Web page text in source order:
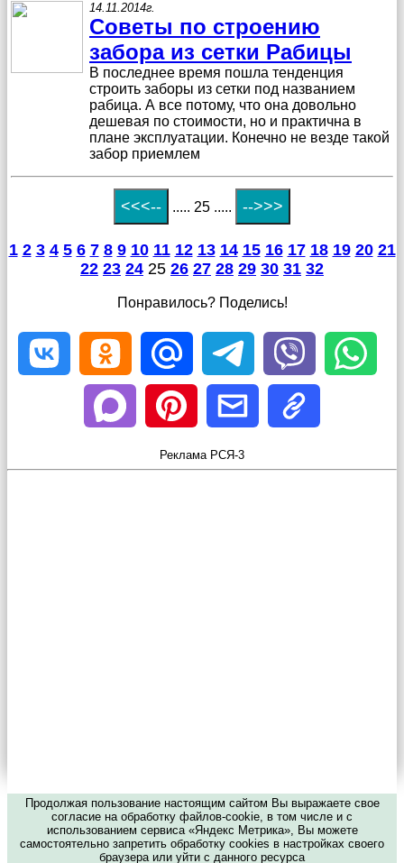
14.11.2014г.
Советы по строению
забора из сетки Рабицы
В последнее время пошла тенденция
строить заборы из сетки под названием
рабица. А все потому, что она довольно
дешевая по стоимости, но и практична в
плане эксплуатации. Конечно не везде такой
забор приемлем
..... 25 .....
1 2 3 4 5 6 7 8 9 10 11 12 13 14 15 16 17 18 19 20 21
22 23 24 25 26 27 28 29 30 31 32
Понравилось? Поделись!
Реклама РСЯ-3
Продолжая пользование настоящим сайтом Вы выражаете свое
согласие на обработку файлов-cookie, в том числе и с
использованием сервиса «Яндекс Метрика», Вы можете
самостоятельно запретить обработку cookies в настройках своего
браузера или уйти с данного ресурса